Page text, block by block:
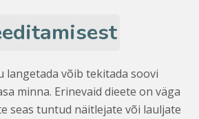
langetada võib tekitada soovi
minna. Erinevaid dieete on väga
seas tuntud näitlejate või lauljate